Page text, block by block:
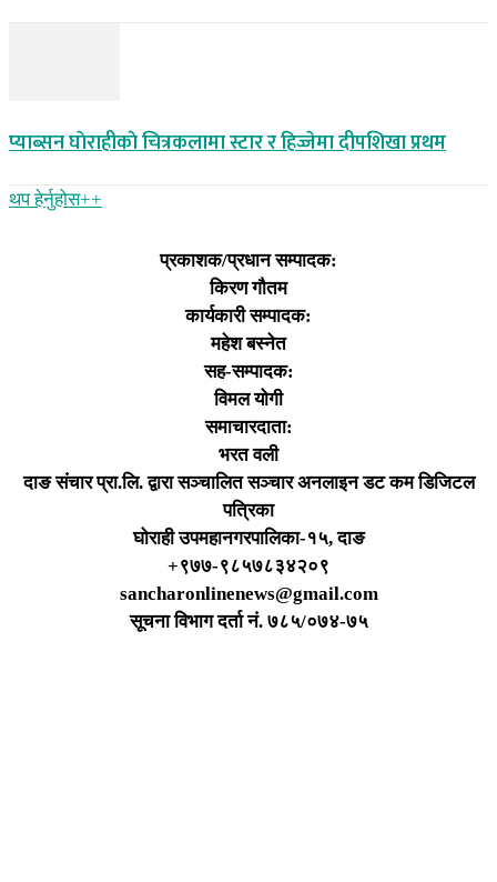
प्याब्सन घाेराहीकाे चित्रकलामा स्टार र हिज्जेमा दीपशिखा प्रथम
थप हेर्नुहोस‌++
प्रकाशक/प्रधान सम्पादक:
किरण गौतम
कार्यकारी सम्पादक:
महेश बस्नेत
सह-सम्पादक:
विमल योगी
समाचारदाता:
भरत वली
दाङ संचार प्रा.लि. द्वारा सञ्चालित सञ्चार अनलाइन डट कम डिजिटल
पत्रिका
घोराही उपमहानगरपालिका-१५, दाङ
+९७७-९८५७८३४२०९
sancharonlinenews@gmail.com
सूचना विभाग दर्ता न‌ं. ७८५/०७४-७५